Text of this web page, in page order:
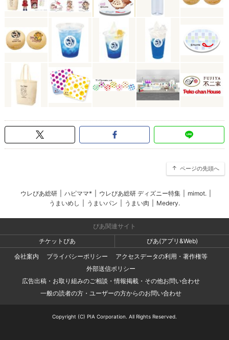
ページの先頭へ
ウレぴあ総研 ハピママ* ウレぴあ総研 ディズニー特集 mimot.
うまいめし
うまいパン うまい肉 Medery.
ぴあ関連サイト
チケットぴあ
ぴあ(アプリ&Web)
会社案内
プライバシーポリシー
アクセスデータの利用・著作権等
外部送信ポリシー
広告出稿・お取り組みのご相談・情報掲載・その他お問い合わせ
一般の読者の方・ユーザーの方からのお問い合わせ
Copyright (C) PIA Corporation. All Rights Reserved.